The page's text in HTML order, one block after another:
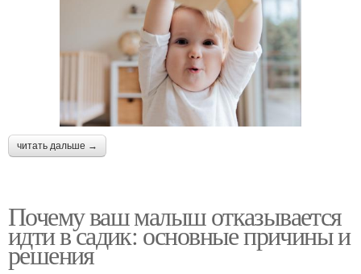
читать дальше →
Почему ваш малыш отказывается
идти в садик: основные причины и
решения